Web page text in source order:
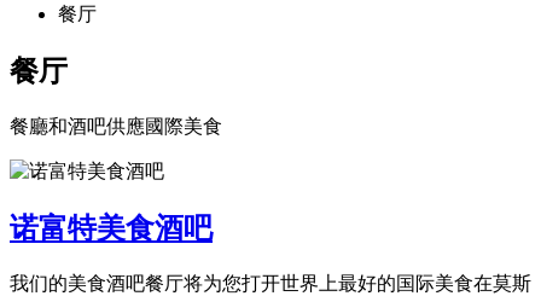
餐厅
餐厅
餐廳和酒吧供應國際美食
诺富特美食酒吧
我们的美食酒吧餐厅将为您打开世界上最好的国际美食在莫斯